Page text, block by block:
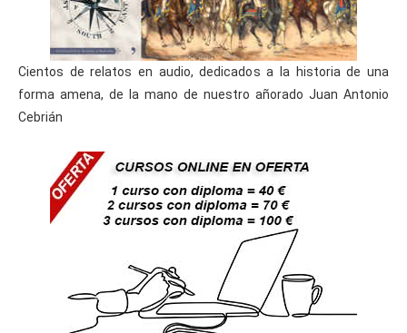
Cientos de relatos en audio, dedicados a la historia de una
forma amena, de la mano de nuestro añorado Juan Antonio
Cebrián